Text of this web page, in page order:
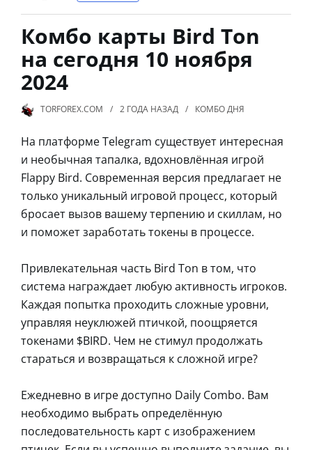
Комбо карты Bird Ton
на сегодня 10 ноября
2024
TORFOREX.COM 2 ГОДА НАЗАД КОМБО ДНЯ
На платформе Telegram существует интересная
и необычная тапалка, вдохновлённая игрой
Flappy Bird. Современная версия предлагает не
только уникальный игровой процесс, который
бросает вызов вашему терпению и скиллам, но
и поможет заработать токены в процессе.
Привлекательная часть Bird Ton в том, что
система награждает любую активность игроков.
Каждая попытка проходить сложные уровни,
управляя неуклюжей птичкой, поощряется
токенами $BIRD. Чем не стимул продолжать
стараться и возвращаться к сложной игре?
Ежедневно в игре доступно Daily Combo. Вам
необходимо выбрать определённую
последовательность карт с изображением